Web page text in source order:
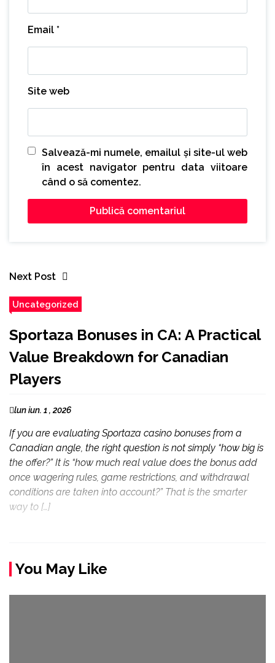
Email *
Site web
Salvează-mi numele, emailul și site-ul web
în acest navigator pentru data viitoare
când o să comentez.
Next Post
Uncategorized
Sportaza Bonuses in CA: A Practical
Value Breakdown for Canadian
Players
lun iun. 1 , 2026
If you are evaluating Sportaza casino bonuses from a
Canadian angle, the right question is not simply “how big is
the offer?” It is “how much real value does the bonus add
once wagering rules, game restrictions, and withdrawal
conditions are taken into account?” That is the smarter
way to […]
You May Like